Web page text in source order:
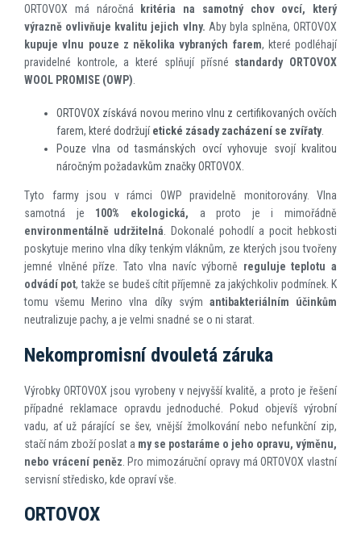
ORTOVOX má náročná
kritéria na samotný chov ovcí, který
výrazně ovlivňuje kvalitu jejich vlny. Aby byla splněna, ORTOVOX
kupuje vlnu pouze z několika vybraných farem, které podléhají
pravidelné kontrole, a které splňují přísné standardy ORTOVOX
WOOL PROMISE (OWP)
ORTOVOX získává novou merino vlnu z certifikovaných ovčích
farem, které dodržujíetické zásady zacházení se zvířaty.
Pouze vlna od tasmánských ovcí vyhovuje svojí kvalitou
náročným požadavkům značky ORTOVOX.
Tyto farmy jsou v rámci OWP pravidelně monitorovány. Vlna
samotná je 100% ekologická, a proto je i mimořádně
environmentálně udržitelná . Dokonalé pohodlí a pocit hebkosti
poskytuje merino vlna díky tenkým vláknům, ze kterých jsou tvořeny
jemné vlněné příze. Tato vlna navíc výborně reguluje teplotu a
odvádí pot, takže se budeš cítit příjemně za jakýchkoliv podmínek. K
tomu všemu Merino vlna díky svým antibakteriálním účinkům
neutralizuje pachy, a je velmi snadné se o ni starat.
Nekompromisní dvouletá záruka
Výrobky ORTOVOX jsou vyrobeny v nejvyšší kvalitě, a proto je řešení
případné reklamace opravdu jednoduché. Pokud objevíš výrobní
vadu, ať už párající se šev, vnější žmolkování nebo nefunkční zip,
stačí nám zboží poslat a my se postaráme o jeho opravu, výměnu,
nebo vrácení peněz . Pro mimozáruční opravy má ORTOVOX vlastní
servisní středisko, kde opraví vše.
ORTOVOX